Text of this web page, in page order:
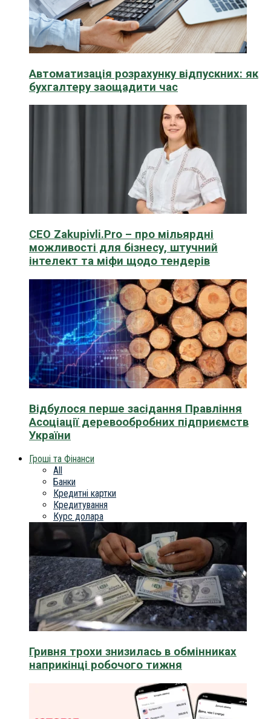
Автоматизація розрахунку відпускних: як
бухгалтеру заощадити час
CEO Zakupivli.Pro – про мільярдні
можливості для бізнесу, штучний
інтелект та міфи щодо тендерів
Відбулося перше засідання Правління
Асоціації деревообробних підприємств
України
Гроші та Фінанси
All
Банки
Кредитні картки
Кредитування
Курс долара
Гривня трохи знизилась в обмінниках
наприкінці робочого тижня